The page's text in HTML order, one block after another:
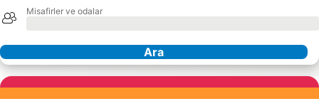
Misafirler ve odalar
Ara
Ortaklarımız